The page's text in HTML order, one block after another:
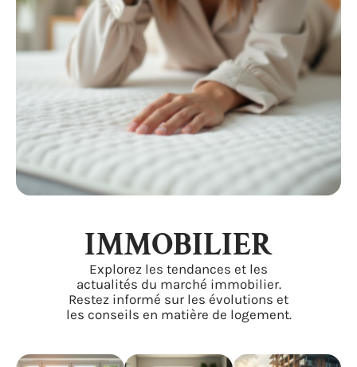
IMMOBILIER
Explorez les tendances et les
actualités du marché immobilier.
Restez informé sur les évolutions et
les conseils en matière de logement.